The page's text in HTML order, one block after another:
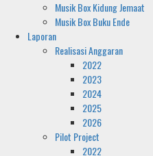
Musik Box Kidung Jemaat
Musik Box Buku Ende
Laporan
Realisasi Anggaran
2022
2023
2024
2025
2026
Pilot Project
2022